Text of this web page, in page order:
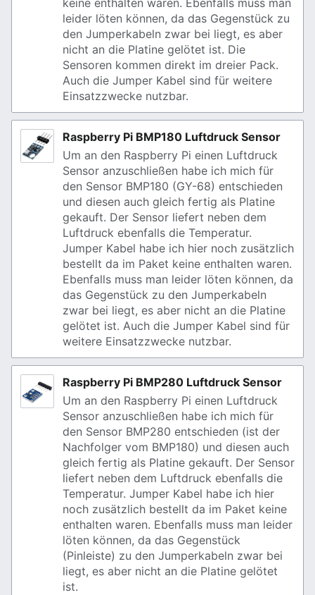
keine enthalten waren. Ebenfalls muss man
leider löten können, da das Gegenstück zu
den Jumperkabeln zwar bei liegt, es aber
nicht an die Platine gelötet ist. Die
Sensoren kommen direkt im dreier Pack.
Auch die Jumper Kabel sind für weitere
Einsatzzwecke nutzbar.
Raspberry Pi BMP180 Luftdruck Sensor
Um an den Raspberry Pi einen Luftdruck
Sensor anzuschließen habe ich mich für
den Sensor BMP180 (GY-68) entschieden
und diesen auch gleich fertig als Platine
gekauft. Der Sensor liefert neben dem
Luftdruck ebenfalls die Temperatur.
Jumper Kabel habe ich hier noch zusätzlich
bestellt da im Paket keine enthalten waren.
Ebenfalls muss man leider löten können, da
das Gegenstück zu den Jumperkabeln
zwar bei liegt, es aber nicht an die Platine
gelötet ist. Auch die Jumper Kabel sind für
weitere Einsatzzwecke nutzbar.
Raspberry Pi BMP280 Luftdruck Sensor
Um an den Raspberry Pi einen Luftdruck
Sensor anzuschließen habe ich mich für
den Sensor BMP280 entschieden (ist der
Nachfolger vom BMP180) und diesen auch
gleich fertig als Platine gekauft. Der Sensor
liefert neben dem Luftdruck ebenfalls die
Temperatur. Jumper Kabel habe ich hier
noch zusätzlich bestellt da im Paket keine
enthalten waren. Ebenfalls muss man leider
löten können, da das Gegenstück
(Pinleiste) zu den Jumperkabeln zwar bei
liegt, es aber nicht an die Platine gelötet
ist.